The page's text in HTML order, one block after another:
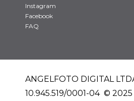
Instagram
Facebook
FAQ
ANGELFOTO DIGITAL
10.945.519/0001-04 © 2025